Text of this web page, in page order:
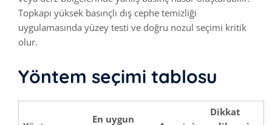
Topkapı yüksek basınçlı dış cephe temizliği
uygulamasında yüzey testi ve doğru nozul seçimi kritik
olur.
Yöntem seçimi tablosu
En uygun
Dikkat